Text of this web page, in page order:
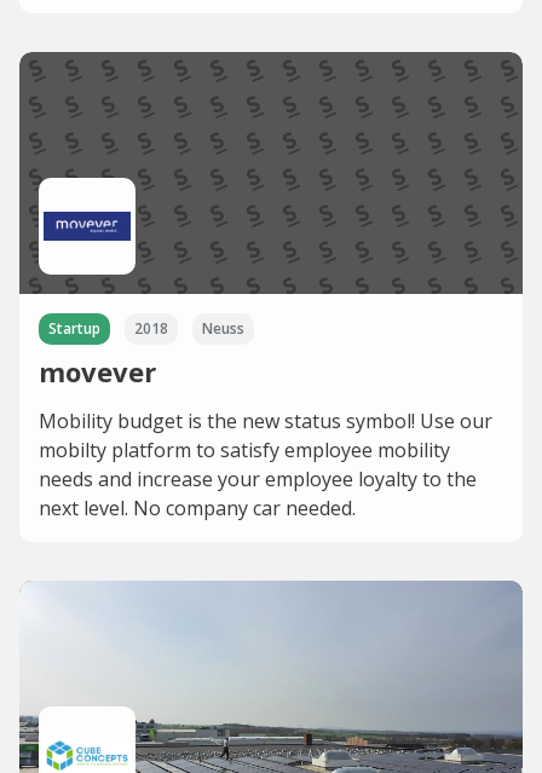
Startup 2018 Neuss
movever
Mobility budget is the new status symbol! Use our
mobilty platform to satisfy employee mobility
needs and increase your employee loyalty to the
next level. No company car needed.